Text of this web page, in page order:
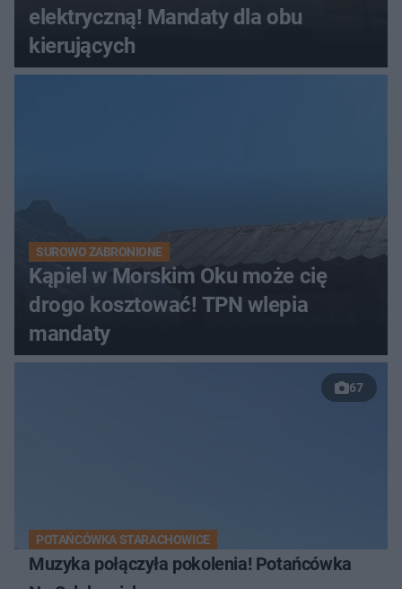
elektryczną! Mandaty dla obu
kierujących
SUROWO ZABRONIONE
Kąpiel w Morskim Oku może cię
drogo kosztować! TPN wlepia
mandaty
67
POTAŃCÓWKA STARACHOWICE
Muzyka połączyła pokolenia! Potańcówka